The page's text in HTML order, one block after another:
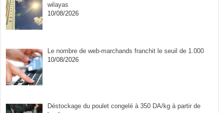
wilayas
10/08/2026
Le nombre de web-marchands franchit le seuil de 1.000
10/08/2026
Déstockage du poulet congelé à 350 DA/kg à partir de